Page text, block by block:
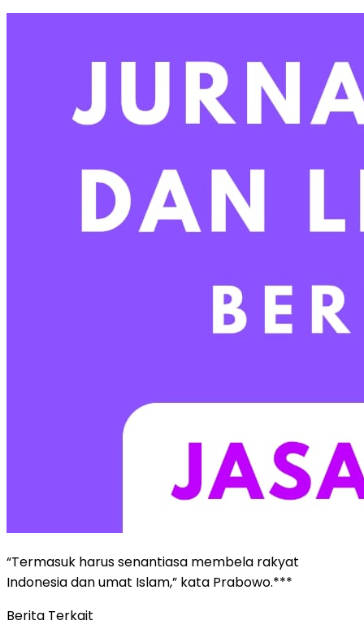
“Termasuk harus senantiasa membela rakyat
Indonesia dan umat Islam,” kata Prabowo.***
Berita Terkait